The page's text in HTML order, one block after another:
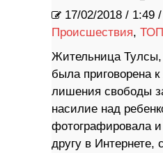
17/02/2018 / 1:49 /
Происшествия, ТОП
Жительница
была приговорена к
лишения свободы
насилие над
фотографировала
другу в Интернете,